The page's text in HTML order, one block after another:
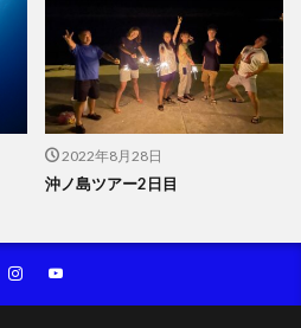
2022年8月28日
沖ノ島ツアー2日目